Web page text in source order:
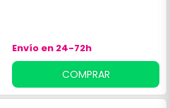
Envío en 24-72h
COMPRAR